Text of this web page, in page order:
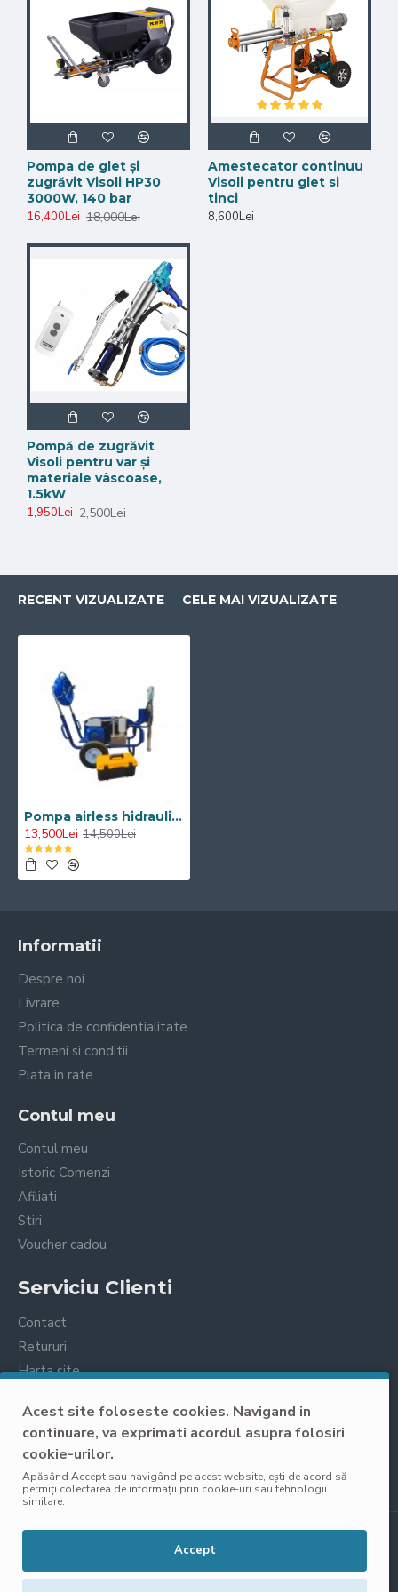
Acest site foloseste cookies. Navigand in
continuare, va exprimati acordul asupra folosiri
cookie-urilor.
Apăsând Accept sau navigând pe acest website, ești de acord să
permiți colectarea de informații prin cookie-uri sau tehnologii
similare.
Accept
Model DY-750
Tip produs Pompă airless hidraulică
Alimentare 220V
Debit 13,5 l/min
Materiale
Glet, tencuială, chit, gips, materiale
Până la 3 pistoale simultan
Furtun
material
15 m, 3/8"
Furtun
manevrare
1 m, 1/4"
Echipare standard
Cart robust cu roți mari pneumatice
Pompă cu piston hidraulic de mare capacitate
Furtun material 15 m, 3/8"
Pompa airless hidraulică Visoli DY-750
potrivită pentru lucrări unde o pompă standard de
sistemului hidraulic pe piston și debitului de 13,5 l/min,
echipamentul poate lucra cu materiale dense și aplicații
profesionale cu cerințe ridicate.
Este o alegere potrivită pentru șantiere, lucrări
industriale, finisaje speciale și aplicări unde contează
productivitatea, mobilitatea și capacitatea de a lucra
cu materiale vâscoase.
Pompa de glet și
zugrăvit Visoli HP30
3000W, 140 bar
16,400Lei 18,000Lei
Amestecator continuu
Visoli pentru glet si
tinci
8,600Lei
Pompă de zugrăvit
Visoli pentru var și
materiale vâscoase,
1.5kW
1,950Lei 2,500Lei
RECENT VIZUALIZATE CELE MAI VIZUALIZATE
Pompa airless hidraulică Visoli DY-750 pe piston, 220V, 13,5 l/min
13,500Lei 14,500Lei
Informatii
Despre noi
Livrare
Politica de confidentialitate
Termeni si conditii
Plata in rate
Contul meu
Contul meu
Istoric Comenzi
Afiliati
Stiri
Voucher cadou
Serviciu Clienti
Contact
Retururi
Harta site